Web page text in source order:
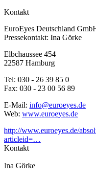
Kontakt
EuroEyes Deutschland
Pressekontakt: Ina Görke
Elbchaussee 454
22587 Hamburg
Tel: 030 - 26 39 85 0
Fax: 030 - 23 00 56 89
E-Mail: info@euroeyes.de
Web: www.euroeyes.de
http://www.euroeyes.de/
articleid=…
Kontakt
Ina Görke